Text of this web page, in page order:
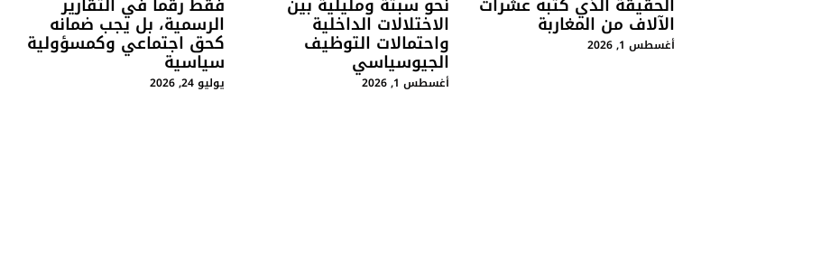
الآلاف من المغاربة
أغسطس 1, 2026
الاختلالات الداخلية
واحتمالات التوظيف
الجيوسياسي
أغسطس 1, 2026
الرسمية، بل يجب ضمانه
كحق اجتماعي وكمسؤولية
سياسية
يوليو 24, 2026